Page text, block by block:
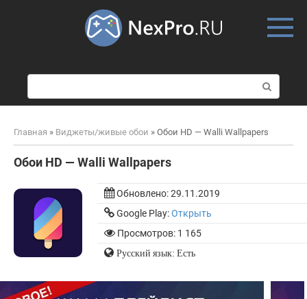
о
и
к
Главная » Виджеты/живые обои » Обои HD — Walli Wallpapers
Обои HD — Walli Wallpapers
Обновлено:29.11.2019
Google Play:Открыть
Просмотров: 1 165
Русский язык: Есть